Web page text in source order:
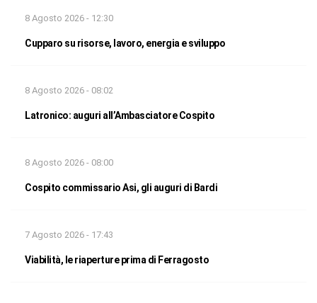
8 Agosto 2026 - 12:30
Cupparo su risorse, lavoro, energia e sviluppo
8 Agosto 2026 - 08:02
Latronico: auguri all’Ambasciatore Cospito
8 Agosto 2026 - 08:00
Cospito commissario Asi, gli auguri di Bardi
7 Agosto 2026 - 17:43
Viabilità, le riaperture prima di Ferragosto